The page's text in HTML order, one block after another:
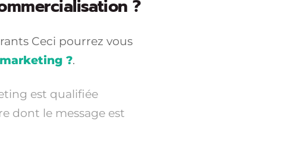
?
Ceci pourrez vous
?.
est qualifiée
dont le message est